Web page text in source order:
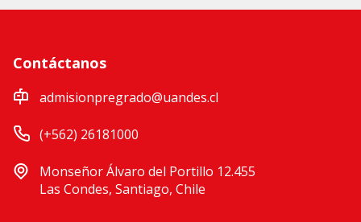
Contáctanos
admisionpregrado@uandes.cl
(+562) 26181000
Monseñor Álvaro del Portillo 12.455
Las Condes, Santiago, Chile